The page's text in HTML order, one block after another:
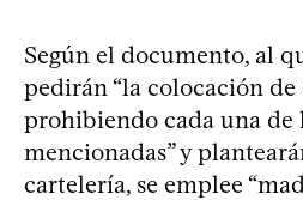
Según el documento, al
pedirán “la colocación de
prohibiendo cada una de
mencionadas” y
cartelería, se emplee